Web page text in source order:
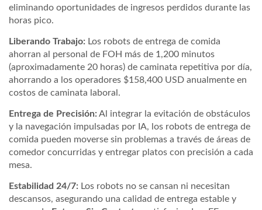
eliminando oportunidades de ingresos perdidos durante las
horas pico.
Liberando Trabajo: Los robots de entrega de comida
ahorran al personal de FOH más de 1,200 minutos
(aproximadamente 20 horas) de caminata repetitiva por día,
ahorrando a los operadores $158,400 USD anualmente en
costos de caminata laboral.
Entrega de Precisión: Al integrar la evitación de obstáculos
y la navegación impulsadas por IA, los robots de entrega de
comida pueden moverse sin problemas a través de áreas de
comedor concurridas y entregar platos con precisión a cada
mesa.
Estabilidad 24/7: Los robots no se cansan ni necesitan
descansos, asegurando una calidad de entrega estable y